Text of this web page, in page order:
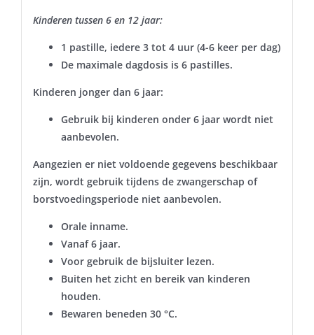
Kinderen tussen 6 en 12 jaar:
1 pastille, iedere 3 tot 4 uur (4-6 keer per dag)
De maximale dagdosis is 6 pastilles.
Kinderen jonger dan 6 jaar:
Gebruik bij kinderen onder 6 jaar wordt niet
aanbevolen.
Aangezien er niet voldoende gegevens beschikbaar
zijn, wordt gebruik tijdens de zwangerschap of
borstvoedingsperiode niet aanbevolen.
Orale inname.
Vanaf 6 jaar.
Voor gebruik de bijsluiter lezen.
Buiten het zicht en bereik van kinderen
houden.
Bewaren beneden 30 °C.